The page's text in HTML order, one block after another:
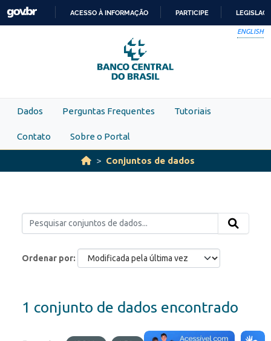
Skip to main content
PARA
O
CONTEÚDO
ACESSO À INFORMAÇÃO PARTICIPE
ENGLISH
Dados Perguntas Frequentes Tutoriais
Contato Sobre o Portal
Conjuntos de dados
Ordenar por
1 conjunto de dados encontrado